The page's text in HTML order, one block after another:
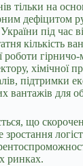
тільки на
дефіцитом
під час
кількість
роботи
хімічної
підтримки
вантажів для
що
ринках.